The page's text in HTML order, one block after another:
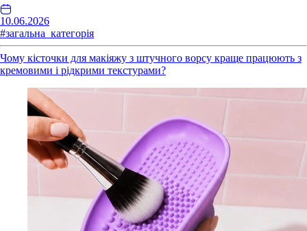
10.06.2026
#загальна_категорія
Чому кісточки для макіяжу з штучного ворсу краще працюють з
кремовими і рідкрими текстурами?